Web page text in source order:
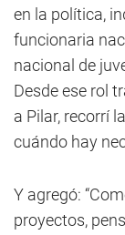
en la política,
funcionaria
nacional de
Desde ese rol
a Pilar, recorrí
cuándo hay
Y agregó:
proyectos,